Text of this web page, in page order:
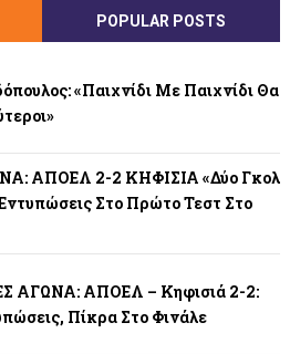
POPULAR POSTS
«Παιχνίδι Με Παιχνίδι Θα
ΑΠΟΕΛ 2-2 ΚΗΦΙΣΙΑ «Δύο Γκολ
Στο Πρώτο Τεστ Στο
ΑΓΩΝΑ: ΑΠΟΕΛ – Κηφισιά 2-2:
Πίκρα Στο Φινάλε